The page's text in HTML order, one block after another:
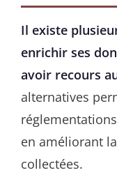
Il existe
enrichir ses
avoir recours
alternatives
en améliorant
collectées.